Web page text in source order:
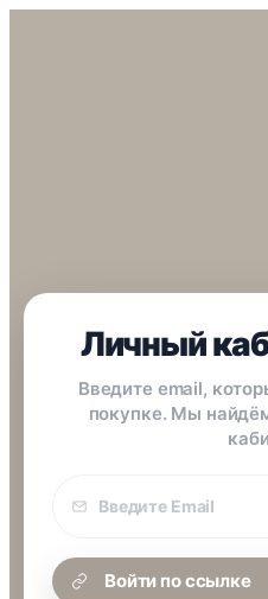
Личный
Введите email,
покупке. Мы
покупки
Войти по ссылке